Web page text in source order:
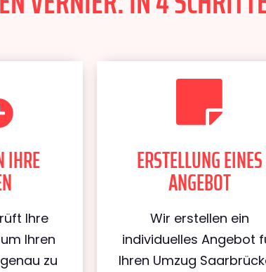
IHRE
Ihre
Ihren
zu
ERSTELLUNG EINES
ANGEBOT
Wir erstellen ein
individuelles Angebot
Ihren Umzug